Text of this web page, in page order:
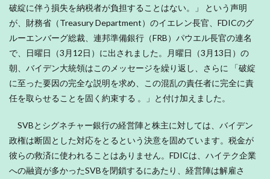
破綻に伴う損失を納税者が負担することはない。」 という声明
が、財務省（Treasury Department）のイエレン長官、FDICのグ
ルーエンバーグ総裁、連邦準備銀行（FRB）パウエル長官の連名
で、日曜日（3月12日）に出されました。月曜日（3月13日）の
朝、バイデン大統領はこのメッセージを繰り返し、さらに 「破綻
に至った要因の完全な説明を求め、この混乱の責任者に完全に責
任を取らせることを固く約束する 。」と付け加えました。
SVBとシグネチャー銀行の経営陣と株主に対しては、バイデン
政権は断固とした対応をとるという決意を固めています。税金が
彼らの救済に使われることはありません。FDICは、ハイテク企業
への融資が多かったSVBを閉鎖するにあたり、経営陣は解雇さ